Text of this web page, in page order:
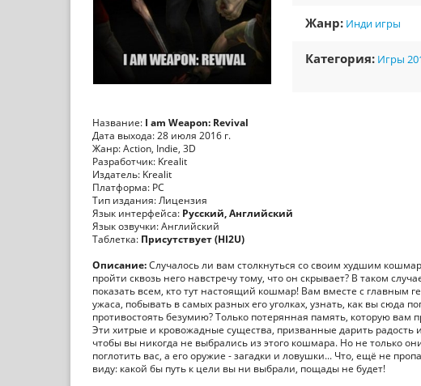
Жанр: Инди игры
Категория: Игры
Название: I am Weapon: Revival
Дата выхода: 28 июля 2016 г.
Жанр: Action, Indie, 3D
Разработчик: Krealit
Издатель: Krealit
Платформа: РС
Тип издания: Лицензия
Язык интерфейса: Русский, Английский
Язык озвучки: Английский
Таблетка: Присутствует (HI2U)
Описание:Cлучалось ли вам столкнуться со своим худшим
пройти сквозь него навстречу тому, что он скрывает? В таком
показать всем, кто тут настоящий кошмар! Вам вместе с главным
ужаса, побывать в самых разных его уголках, узнать, как вы сюда
противостоять безумию? Только потерянная память, которую вам
Эти хитрые и кровожадные существа, призванные дарить радость
чтобы вы никогда не выбрались из этого кошмара. Но не только
поглотить вас, а его оружие - загадки и ловушки... Что, ещё не
виду: какой бы путь к цели вы ни выбрали, пощады не будет!